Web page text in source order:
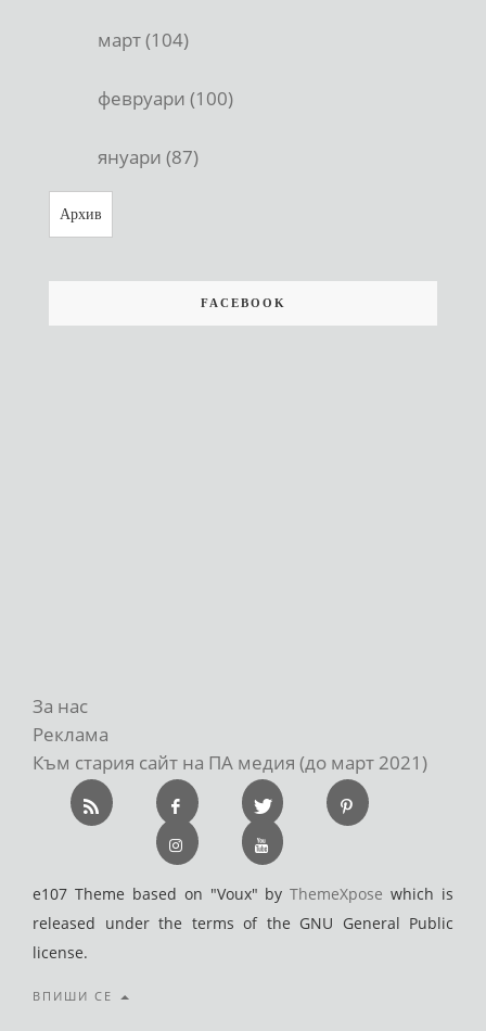
март (104)
февруари (100)
януари (87)
Архив
FACEBOOK
За нас
Реклама
Към стария сайт на ПА медия (до март 2021)
e107 Theme based on "Voux" byThemeXpose which is
released under the terms of the GNU General Public
license.
ВПИШИ СЕ